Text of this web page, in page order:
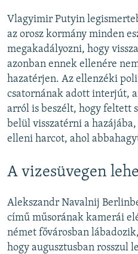
Vlagyimir Putyin
az orosz kormány minden
megakadályozni, hogy
azonban ennek ellenére
hazatérjen. Az ellenzéki
csatornának adott interjút,
arról is beszélt, hogy feltett
belül visszatérni a
elleni harcot, ahol
A vizesüvegen
Alekszandr Navalnij
című műsorának kamerái
német fővárosban
hogy augusztusban rosszul